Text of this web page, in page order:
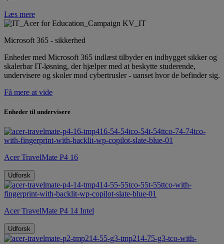
Læs mere
Microsoft 365 - sikkerhed
Enheder med Microsoft 365 indlæst tilbyder en indbygget sikker og
skalerbar IT-løsning, der hjælper med at beskytte studerende,
undervisere og skoler mod cybertrusler - uanset hvor de befinder sig.
Få mere at vide
Enheder til undervisere
Acer TravelMate P4 16
Udforsk
Acer TravelMate P4 14 Intel
Udforsk